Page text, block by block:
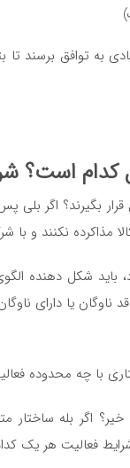
به توافق برسند
است؟
بگیرند؟ اگر
مذاکرده نکنند و
باید شکل دهنده
یا دارای
با چه محدوده
اگر بله ساختار
فعالیت هر یک